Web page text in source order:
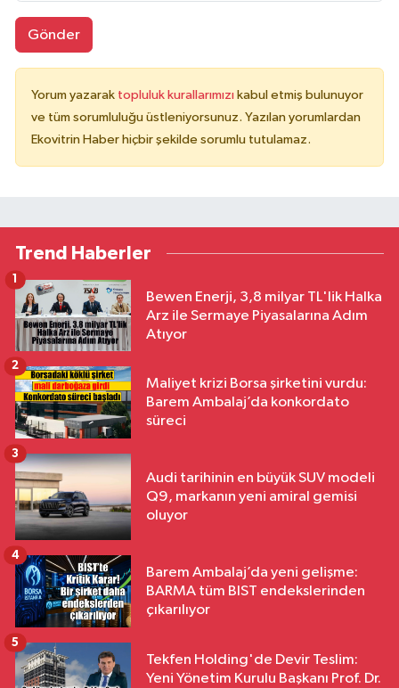
Gönder
Yorum yazarak topluluk kurallarımızı kabul etmiş bulunuyor
ve tüm sorumluluğu üstleniyorsunuz. Yazılan yorumlardan
Ekovitrin Haber hiçbir şekilde sorumlu tutulamaz.
Trend Haberler
Bewen Enerji, 3,8 milyar TL'lik Halka
Arz ile Sermaye Piyasalarına Adım
Atıyor
1
Maliyet krizi Borsa şirketini vurdu:
Barem Ambalaj’da konkordato
süreci
2
Audi tarihinin en büyük SUV modeli
Q9, markanın yeni amiral gemisi
oluyor
3
Barem Ambalaj’da yeni gelişme:
BARMA tüm BIST endekslerinden
çıkarılıyor
4
Tekfen Holding'de Devir Teslim:
Yeni Yönetim Kurulu Başkanı Prof. Dr.
5